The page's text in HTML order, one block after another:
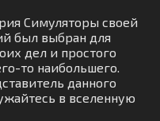
Симуляторы своей
был выбран для
дел и простого
то наибольшего.
данного
в вселенную